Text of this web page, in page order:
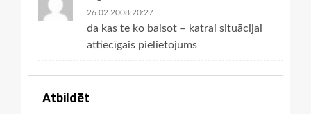
26.02.2008 20:27
da kas te ko balsot – katrai situācijai
attiecīgais pielietojums
Atbildēt